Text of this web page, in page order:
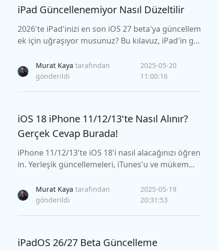
iPad Güncellenemiyor Nasıl Düzeltilir
2026'te iPad'inizi en son iOS 27 beta'ya güncellem
ek için uğraşıyor musunuz? Bu kılavuz, iPad'in gü
sorun giderme adımlarını kapsar.
Murat Kaya tarafından
gönderildi
2025-05-20
11:00:16
iOS 18 iPhone 11/12/13'te Nasıl Alınır?
Gerçek Cevap Burada!
iPhone 11/12/13'te iOS 18'i nasıl alacağınızı öğren
in. Yerleşik güncellemeleri, iTunes'u ve mükemme
Murat Kaya tarafından
gönderildi
2025-05-19
20:31:53
iPadOS 26/27 Beta Güncelleme